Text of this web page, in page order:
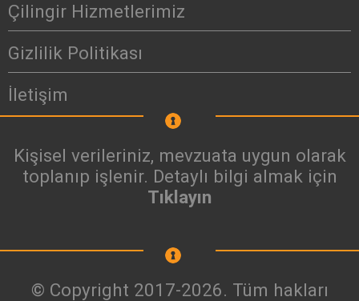
Çilingir Hizmetlerimiz
Gizlilik Politikası
İletişim
Kişisel verileriniz, mevzuata uygun olarak
toplanıp işlenir. Detaylı bilgi almak için
Tıklayın
© Copyright 2017-2026. Tüm hakları